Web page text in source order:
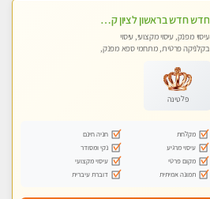
חדש חדש בראשון לציון קליניקה פרטית לבריאות הגוף לעיסוי מקצועי ומפנק -שעות עבודה -10:00-23:00 ​​​​​​ Highly recommended
עיסוי מפנק, עיסוי מקצועי, עיסוי
בקלניקה פרטית, מתחמי ספא מפנק,
פלטינה
מקלחת
חניה חינם
עיסוי מרגיע
נקי ומסודר
מקום פרטי
עיסוי מקצועי
תמונה אמיתית
דוברת עיברית